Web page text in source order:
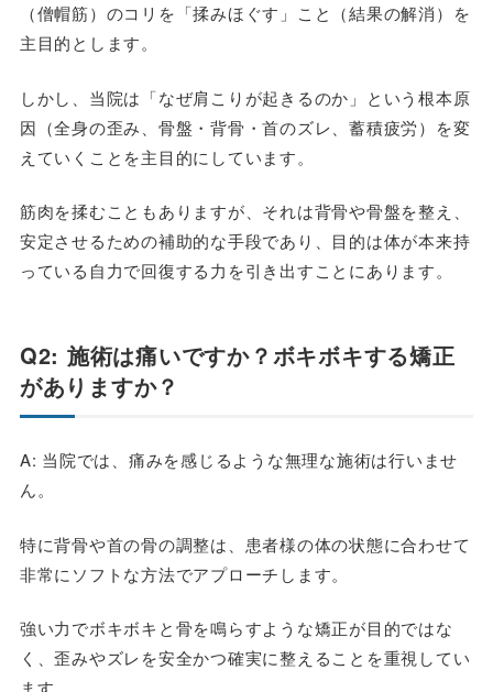
（僧帽筋）のコリを「揉みほぐす」こと（結果の解消）を
主目的とします。
しかし、当院は「なぜ肩こりが起きるのか」という根本原
因（全身の歪み、骨盤・背骨・首のズレ、蓄積疲労）を変
えていくことを主目的にしています。
筋肉を揉むこともありますが、それは背骨や骨盤を整え、
安定させるための補助的な手段であり、目的は体が本来持
っている自力で回復する力を引き出すことにあります。
Q2: 施術は痛いですか？ボキボキする矯正
がありますか？
A: 当院では、痛みを感じるような無理な施術は行いませ
ん。
特に背骨や首の骨の調整は、患者様の体の状態に合わせて
非常にソフトな方法でアプローチします。
強い力でボキボキと骨を鳴らすような矯正が目的ではな
く、歪みやズレを安全かつ確実に整えることを重視してい
ます。